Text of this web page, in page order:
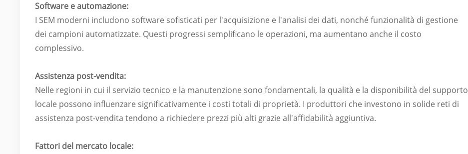
Software e automazione:
I SEM moderni includono software sofisticati per l'acquisizione e l'analisi dei dati, nonché funzionalità di gestione
dei campioni automatizzate. Questi progressi semplificano le operazioni, ma aumentano anche il costo
complessivo.
Assistenza post-vendita:
Nelle regioni in cui il servizio tecnico e la manutenzione sono fondamentali, la qualità e la disponibilità del supporto
locale possono influenzare significativamente i costi totali di proprietà. I produttori che investono in solide reti di
assistenza post-vendita tendono a richiedere prezzi più alti grazie all'affidabilità aggiuntiva.
Fattori del mercato locale: